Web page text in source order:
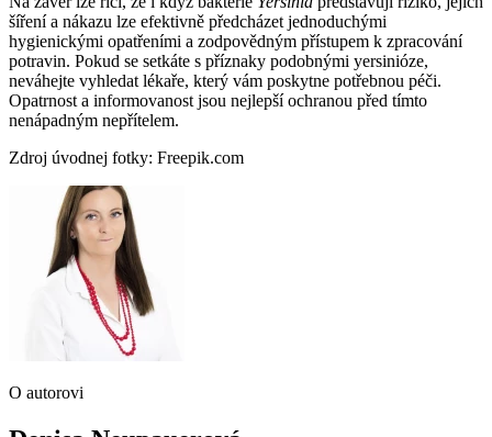
šíření a nákazu lze efektivně předcházet jednoduchými
hygienickými opatřeními a zodpovědným přístupem k zpracování
potravin. Pokud se setkáte s příznaky podobnými yersinióze,
neváhejte vyhledat lékaře, který vám poskytne potřebnou péči.
Opatrnost a informovanost jsou nejlepší ochranou před tímto
nenápadným nepřítelem.
Zdroj úvodnej fotky: Freepik.com
O autorovi